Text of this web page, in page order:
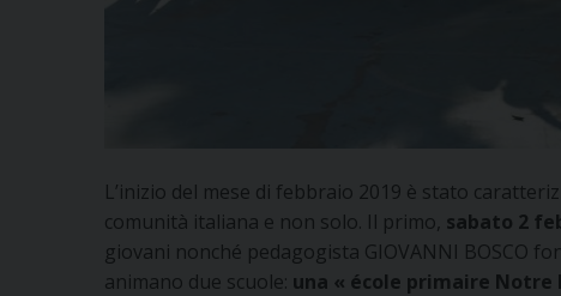
L’inizio del mese di febbraio 2019 è stato
comunità italiana e non solo. Il primo, sabato 2
giovani nonché pedagogista GIOVANNI BOSCO
animano due scuole: una « école primaire Notre